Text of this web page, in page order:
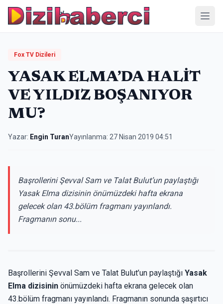
Fox TV Dizileri
YASAK ELMA’DA HALİT
VE YILDIZ BOŞANIYOR
MU?
Yazar: Engin TuranYayınlanma: 27 Nisan 2019 04:51
Başrollerini Şevval Sam ve Talat Bulut’un paylaştığı
Yasak Elma dizisinin önümüzdeki hafta ekrana
gelecek olan 43.bölüm fragmanı yayınlandı.
Fragmanın sonu...
Başrollerini Şevval Sam ve Talat Bulut’un paylaştığı Yasak
Elma dizisinin önümüzdeki hafta ekrana gelecek olan
43.bölüm fragmanı yayınlandı. Fragmanın sonunda şaşırtıcı